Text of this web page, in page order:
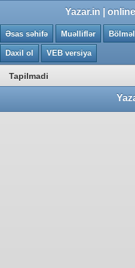
Yazar.in |
Əsas səhifə Muəlliflər
Daxil ol VEB versiya
Tapilmadi